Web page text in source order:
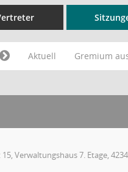
Aktuell Gremium
Verwaltungshaus 7. Etage,